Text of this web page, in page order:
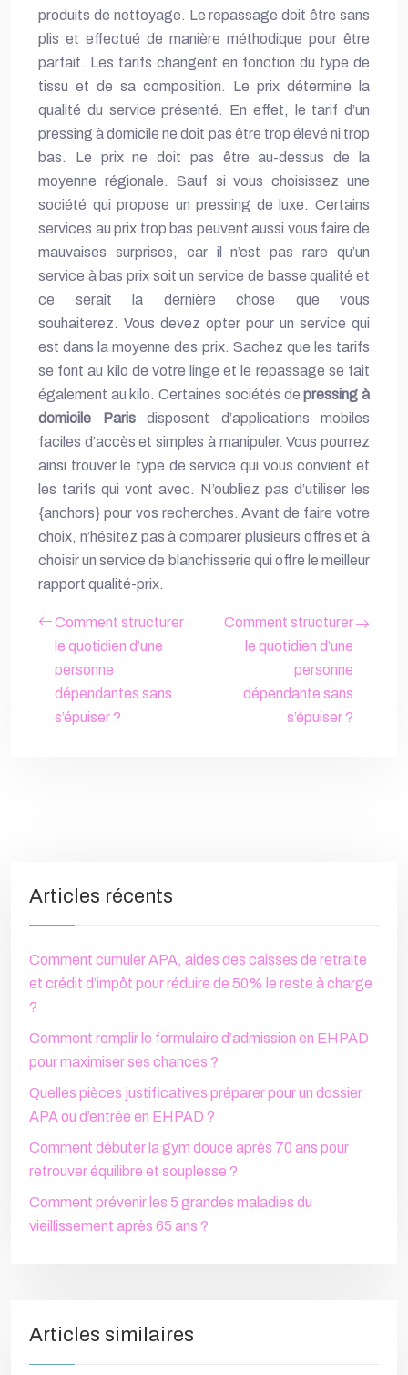
produits de nettoyage. Le repassage doit être sans
plis et effectué de manière méthodique pour être
parfait. Les tarifs changent en fonction du type de
tissu et de sa composition. Le prix détermine la
qualité du service présenté. En effet, le tarif d’un
pressing à domicile ne doit pas être trop élevé ni trop
bas. Le prix ne doit pas être au-dessus de la
moyenne régionale. Sauf si vous choisissez une
société qui propose un pressing de luxe. Certains
services au prix trop bas peuvent aussi vous faire de
mauvaises surprises, car il n’est pas rare qu’un
service à bas prix soit un service de basse qualité et
ce serait la dernière chose que vous
souhaiterez. Vous devez opter pour un service qui
est dans la moyenne des prix. Sachez que les tarifs
se font au kilo de votre linge et le repassage se fait
également au kilo. Certaines sociétés depressing à
domicile Parisdisposent d’applications mobiles
faciles d’accès et simples à manipuler. Vous pourrez
ainsi trouver le type de service qui vous convient et
les tarifs qui vont avec. N’oubliez pas d’utiliser les
{anchors} pour vos recherches. Avant de faire votre
choix, n’hésitez pas à comparer plusieurs offres et à
choisir un service de blanchisserie qui offre le meilleur
rapport qualité-prix.
Comment structurer
le quotidien d’une
personne
dépendantes sans
s’épuiser ?
Comment structurer
le quotidien d’une
personne
dépendante sans
s’épuiser ?
Articles récents
Comment cumuler APA, aides des caisses de retraite
et crédit d’impôt pour réduire de 50% le reste à charge
?
Comment remplir le formulaire d’admission en EHPAD
pour maximiser ses chances ?
Quelles pièces justificatives préparer pour un dossier
APA ou d’entrée en EHPAD ?
Comment débuter la gym douce après 70 ans pour
retrouver équilibre et souplesse ?
Comment prévenir les 5 grandes maladies du
vieillissement après 65 ans ?
Articles similaires